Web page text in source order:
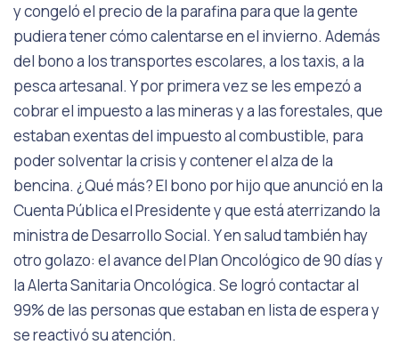
y congeló el precio de la parafina para que la gente
pudiera tener cómo calentarse en el invierno. Además
del bono a los transportes escolares, a los taxis, a la
pesca artesanal. Y por primera vez se les empezó a
cobrar el impuesto a las mineras y a las forestales, que
estaban exentas del impuesto al combustible, para
poder solventar la crisis y contener el alza de la
bencina. ¿Qué más? El bono por hijo que anunció en la
Cuenta Pública el Presidente y que está aterrizando la
ministra de Desarrollo Social. Y en salud también hay
otro golazo: el avance del Plan Oncológico de 90 días y
la Alerta Sanitaria Oncológica. Se logró contactar al
99% de las personas que estaban en lista de espera y
se reactivó su atención.